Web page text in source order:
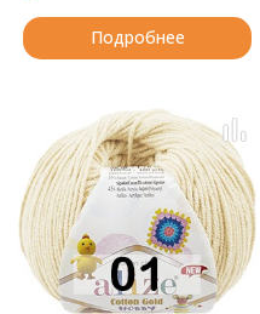
Подробнее